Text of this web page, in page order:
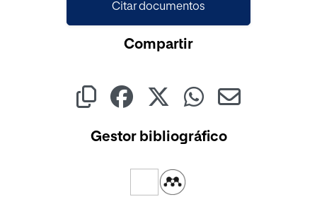
Citar documentos
Compartir
Gestor bibliográfico